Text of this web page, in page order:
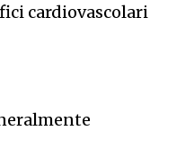
cardiovascolari